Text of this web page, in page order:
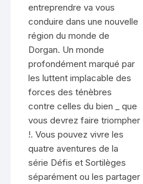
entreprendre va vous
conduire dans une nouvelle
région du monde de
Dorgan. Un monde
profondément marqué par
les luttent implacable des
forces des ténèbres
contre celles du bien _ que
vous devrez faire triompher
!. Vous pouvez vivre les
quatre aventures de la
série Défis et Sortilèges
séparément ou les partager